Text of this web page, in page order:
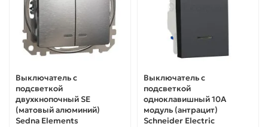
Выключатель с
подсветкой
двухкнопочный SE
(матовый алюминий)
Sedna Elements
Выключатель с
подсветкой
одноклавишный 10А
модуль (антрацит)
Schneider Electric